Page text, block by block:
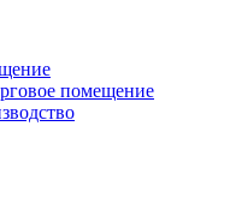
помещение